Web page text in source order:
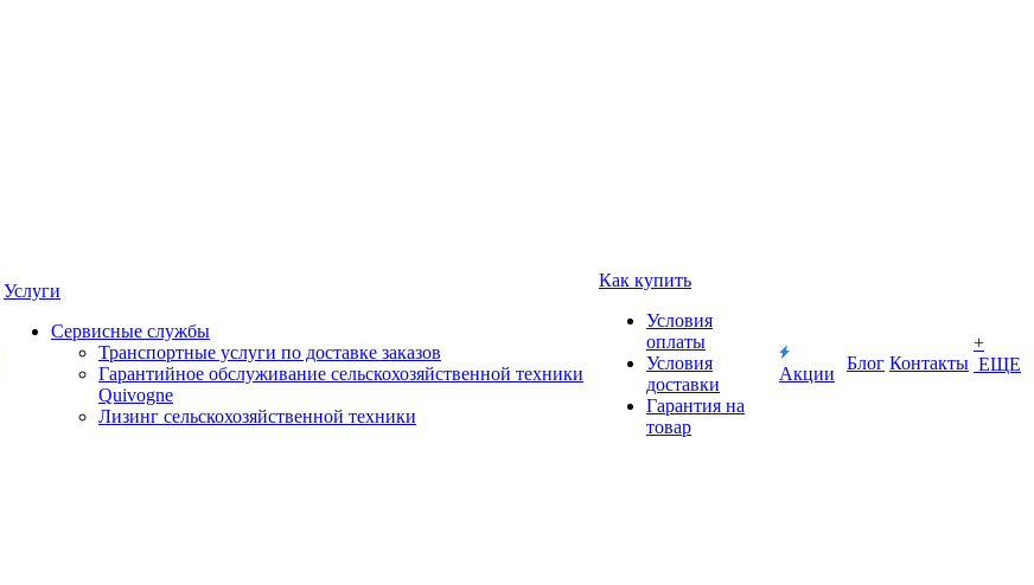
Услуги
Сервисные службы
Транспортные услуги по доставке заказов
Гарантийное обслуживание сельскохозяйственной техники
Quivogne
Лизинг сельскохозяйственной техники
Как купить
Условия
оплаты
Условия
доставки
Гарантия на
товар
Акции
Блог Контакты
+
ЕЩЕ